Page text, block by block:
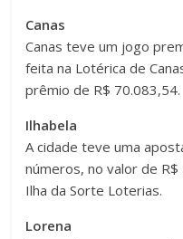
Canas
Canas teve um jogo
feita na Lotérica de
prêmio de R$ 70.083,54.
Ilhabela
A cidade teve uma
números, no valor de
Ilha da Sorte Loterias.
Lorena